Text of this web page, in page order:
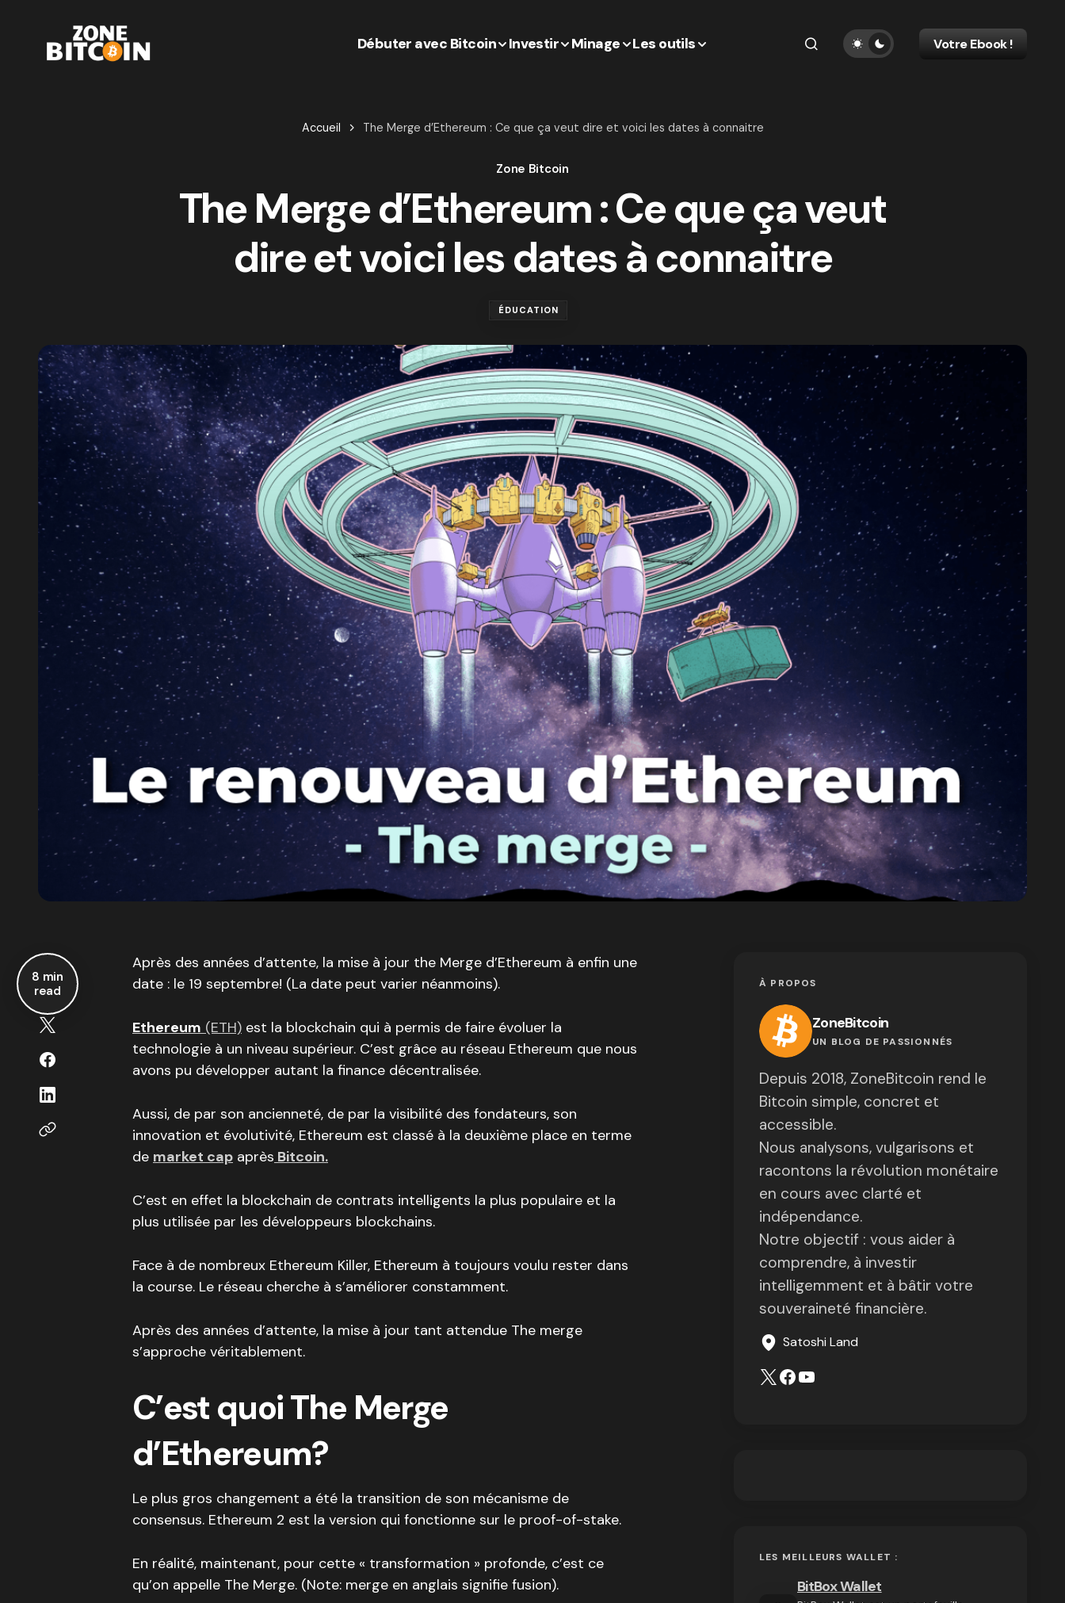
Débuter avec Bitcoin Investir Minage Les outils Votre Ebook !
Accueil The Merge d’Ethereum : Ce que ça veut dire et voici les dates à connaitre
Zone Bitcoin
The Merge d’Ethereum : Ce que ça veut
dire et voici les dates à connaitre
ÉDUCATION
8 min
read
Après des années d’attente, la mise à jour the Merge d’Ethereum à enfin une
date : le 19 septembre! (La date peut varier néanmoins).
Ethereum (ETH) est la blockchain qui à permis de faire évoluer la
technologie à un niveau supérieur. C’est grâce au réseau Ethereum que nous
avons pu développer autant la finance décentralisée.
Aussi, de par son ancienneté, de par la visibilité des fondateurs, son
innovation et évolutivité, Ethereum est classé à la deuxième place en terme
de market cap après Bitcoin.
C’est en effet la blockchain de contrats intelligents la plus populaire et la
plus utilisée par les développeurs blockchains.
Face à de nombreux Ethereum Killer, Ethereum à toujours voulu rester dans
la course. Le réseau cherche à s’améliorer constamment.
Après des années d’attente, la mise à jour tant attendue The merge
s’approche véritablement.
C’est quoi The Merge
d’Ethereum?
Le plus gros changement a été la transition de son mécanisme de
consensus. Ethereum 2 est la version qui fonctionne sur le proof-of-stake.
En réalité, maintenant, pour cette « transformation » profonde, c’est ce
qu’on appelle The Merge. (Note: merge en anglais signifie fusion).
À PROPOS
ZoneBitcoin
UN BLOG DE PASSIONNÉS
Depuis 2018, ZoneBitcoin rend le
Bitcoin simple, concret et
accessible.
Nous analysons, vulgarisons et
racontons la révolution monétaire
en cours avec clarté et
indépendance.
Notre objectif : vous aider à
comprendre, à investir
intelligemment et à bâtir votre
souveraineté financière.
Satoshi Land
LES MEILLEURS WALLET :
BitBox Wallet